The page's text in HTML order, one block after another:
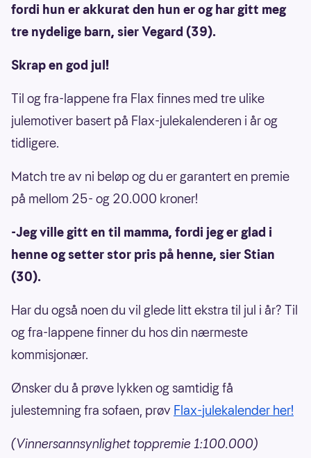
fordi hun er akkurat den hun er og har gitt meg
tre nydelige barn, sier Vegard (39).
Skrap en god jul!
Til og fra-lappene fra Flax finnes med tre ulike
julemotiver basert på Flax-julekalenderen i år og
tidligere.
Match tre av ni beløp og du er garantert en premie
på mellom 25- og 20.000 kroner!
-Jeg ville gitt en til mamma, fordi jeg er glad i
henne og setter stor pris på henne, sier Stian
(30).
Har du også noen du vil glede litt ekstra til jul i år? Til
og fra-lappene finner du hos din nærmeste
kommisjonær.
Ønsker du å prøve lykken og samtidig få
julestemning fra sofaen, prøv Flax-julekalender her!
(Vinnersannsynlighet toppremie 1:100.000)